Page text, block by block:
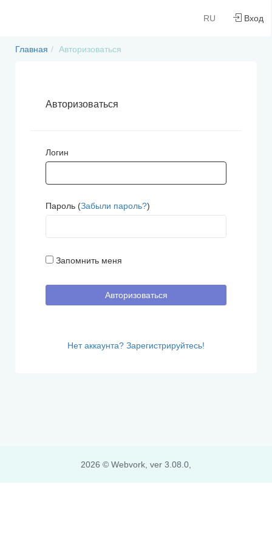
Вход
RU
Главная Авторизоваться
Авторизоваться
Логин
Пароль (Забыли пароль?)
Запомнить меня
Авторизоваться
Нет аккаунта? Зарегистрируйтесь!
2026 © Webvork, ver 3.08.0,